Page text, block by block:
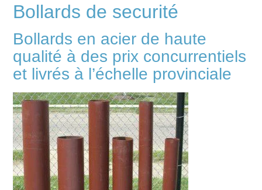
Bollards de securité
Bollards en acier de haute
qualité à des prix concurrentiels
et livrés à l’échelle provinciale